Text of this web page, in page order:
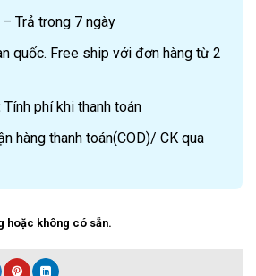
Trả trong 7 ngày
quốc. Free ship với đơn hàng từ 2
Tính phí khi thanh toán
hàng thanh toán(COD)/ CK qua
hoặc không có sẵn.